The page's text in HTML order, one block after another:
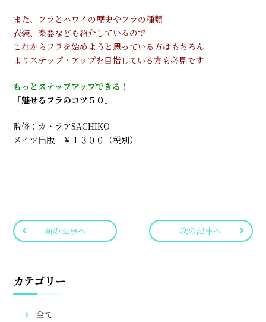
また、フラとハワイの歴史やフラの種類
衣装、楽器なども紹介しているので
これからフラを始めようと思っている方はもちろん
よりステップ・アップを目指している方も必見です
もっとステップアップできる！
「魅せるフラのコツ５０」
監修：カ・ラアSACHIKO
メイツ出版 ￥１３００（税別）
前の記事へ 次の記事へ
カテゴリー
全て